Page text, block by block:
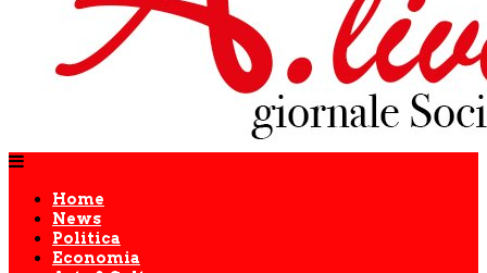
Home
News
Politica
Economia